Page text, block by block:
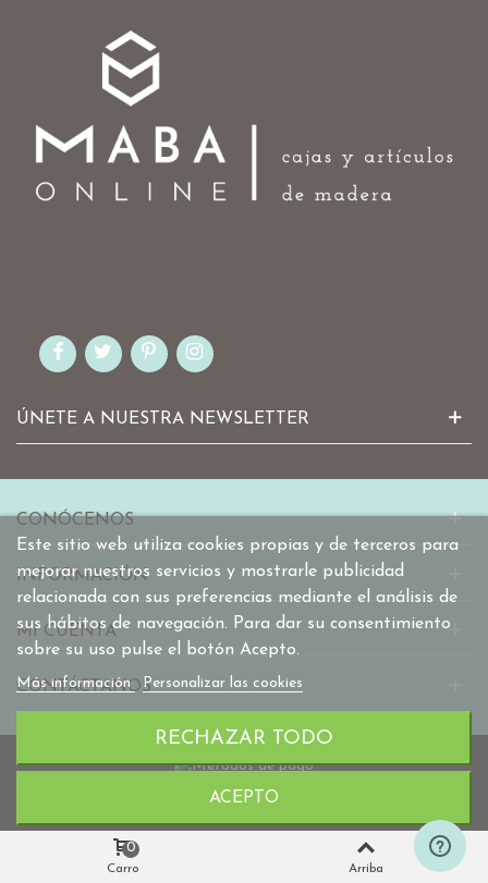
ÚNETE A NUESTRA NEWSLETTER
Este sitio web utiliza cookies propias y de terceros para
mejorar nuestros servicios y mostrarle publicidad
relacionada con sus preferencias mediante el análisis de
sus hábitos de navegación. Para dar su consentimiento
sobre su uso pulse el botón Acepto.
Más información Personalizar las cookies
RECHAZAR TODO
ACEPTO
CONÓCENOS
INFORMACIÓN
MI CUENTA
CONTÁCTANOS
© 2010-2025 mabaonline.com
Carro
0
Arriba